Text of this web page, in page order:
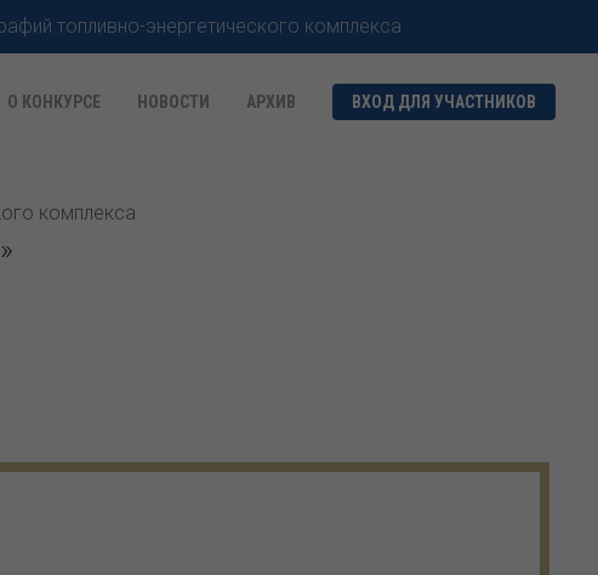
топливно-энергетического комплекса
О КОНКУРСЕ НОВОСТИ АРХИВ ВХОД ДЛЯ УЧАСТНИКОВ
комплекса